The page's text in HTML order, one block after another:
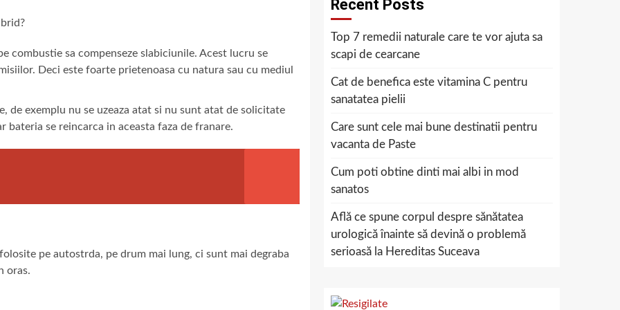
combustie sa compenseze slabiciunile. Acest lucru se
Deci este foarte prietenoasa cu natura sau cu mediul
de exemplu nu se uzeaza atat si nu sunt atat de solicitate
se reincarca in aceasta faza de franare.
pe autostrda, pe drum mai lung, ci sunt mai degraba
oras.
Recent Posts
Top 7 remedii naturale care te vor ajuta sa
scapi de cearcane
Cat de benefica este vitamina C pentru
sanatatea pielii
Care sunt cele mai bune destinatii pentru
vacanta de Paste
Cum poti obtine dinti mai albi in mod
sanatos
Află ce spune corpul despre sănătatea
urologică înainte să devină o problemă
serioasă la Hereditas Suceava